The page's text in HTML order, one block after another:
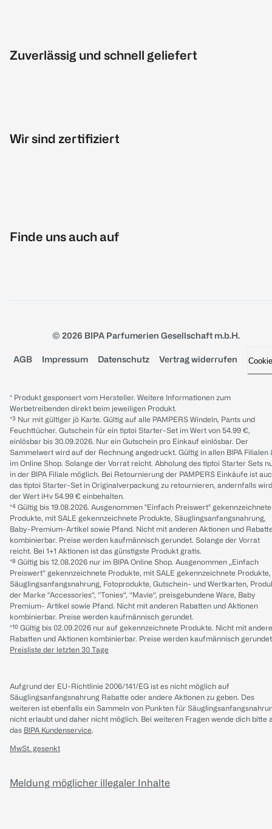
Zuverlässig und schnell geliefert
Wir sind zertifiziert
Finde uns auch auf
© 2026 BIPA Parfumerien Gesellschaft m.b.H.
AGB Impressum Datenschutz Vertrag widerrufen
* Produkt gesponsert vom Hersteller. Weitere Informationen zum
Werbetreibenden direkt beim jeweiligen Produkt.
*³ Nur mit gültiger jö Karte. Gültig auf alle PAMPERS Windeln, Pants und
Feuchttücher. Gutschein für ein tiptoi Starter-Set im Wert von 54.99 €,
einlösbar bis 30.09.2026. Nur ein Gutschein pro Einkauf einlösbar. Der
Sammelwert wird auf der Rechnung angedruckt. Gültig in allen BIPA Filialen
im Online Shop. Solange der Vorrat reicht. Abholung des tiptoi Starter Sets
in der BIPA Filiale möglich. Bei Retournierung der PAMPERS Einkäufe ist
das tiptoi Starter-Set in Originalverpackung zu retournieren, andernfalls wird
der Wert iHv 54.99 € einbehalten.
*⁴ Gültig bis 19.08.2026. Ausgenommen "Einfach Preiswert" gekennzeichnete
Produkte, mit SALE gekennzeichnete Produkte, Säuglingsanfangsnahrung,
Baby-Premium-Artikel sowie Pfand. Nicht mit anderen Aktionen und
kombinierbar. Preise werden kaufmännisch gerundet. Solange der Vorrat
reicht. Bei 1+1 Aktionen ist das günstigste Produkt gratis.
*⁸ Gültig bis 12.08.2026 nur im BIPA Online Shop. Ausgenommen „Einfach
Preiswert“ gekennzeichnete Produkte, mit SALE gekennzeichnete Produkte,
Säuglingsanfangsnahrung, Fotoprodukte, Gutschein- und Wertkarten,
der Marke “Accessories“, “Tonies“, “Mavie“, preisgebundene Ware, Baby
Premium- Artikel sowie Pfand. Nicht mit anderen Rabatten und Aktionen
kombinierbar. Preise werden kaufmännisch gerundet.
*¹⁰ Gültig bis 02.09.2026 nur auf gekennzeichnete Produkte. Nicht mit
Rabatten und Aktionen kombinierbar. Preise werden kaufmännisch
Preisliste der letzten 30 Tage
Aufgrund der EU-Richtlinie 2006/141/EG ist es nicht möglich auf
Säuglingsanfangsnahrung Rabatte oder andere Aktionen zu geben. Des
weiteren ist ebenfalls ein Sammeln von Punkten für
nicht erlaubt und daher nicht möglich. Bei weiteren Fragen wende dich bitte
das BIPA Kundenservice.
MwSt. gesenkt
Meldung möglicher illegaler Inhalte